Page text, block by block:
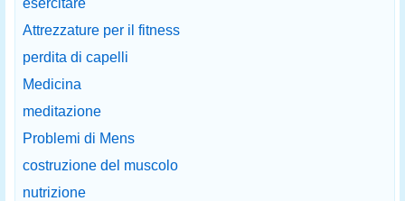
esercitare
Attrezzature per il fitness
perdita di capelli
Medicina
meditazione
Problemi di Mens
costruzione del muscolo
nutrizione